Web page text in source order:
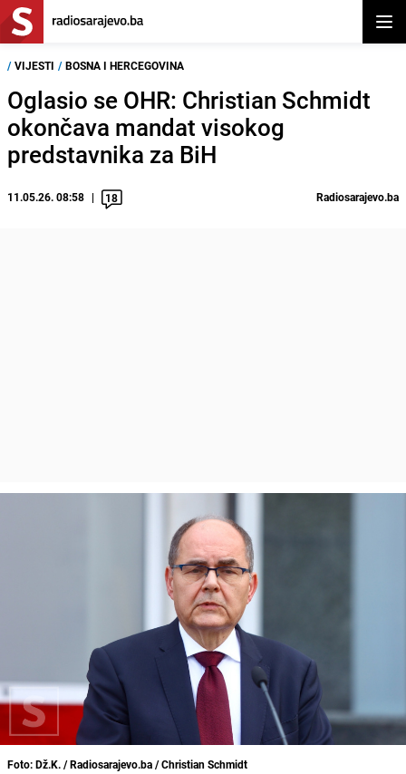
/ VIJESTI / BOSNA I HERCEGOVINA
Oglasio se OHR: Christian Schmidt
okončava mandat visokog
predstavnika za BiH
11.05.26. 08:58 18 Radiosarajevo.ba
Foto: Dž.K. / Radiosarajevo.ba / Christian Schmidt